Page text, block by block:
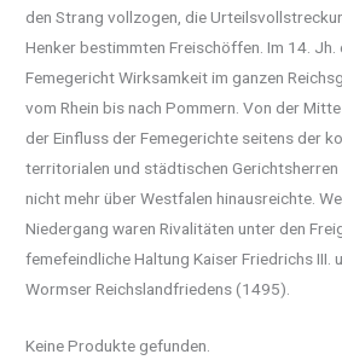
den Strang vollzogen, die
Henker bestimmten Freischöffen. Im 14. Jh.
Femegericht Wirksamkeit im ganzen
vom Rhein bis nach Pommern. Von der
der Einfluss der Femegerichte seitens der
territorialen und städtischen
nicht mehr über Westfalen hinausreichte.
Niedergang waren Rivalitäten unter den
femefeindliche Haltung Kaiser Friedrichs III.
Wormser Reichslandfriedens (1495).
Keine Produkte gefunden.